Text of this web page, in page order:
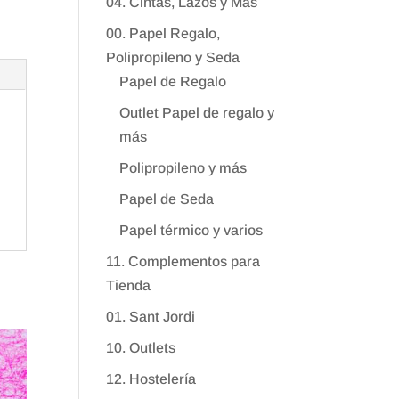
00. Papel Regalo,
Polipropileno y Seda
Papel de Regalo
Outlet Papel de regalo y
más
Polipropileno y más
Papel de Seda
Papel térmico y varios
11. Complementos para
Tienda
01. Sant Jordi
10. Outlets
12. Hostelería